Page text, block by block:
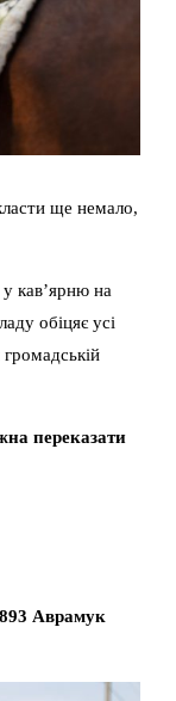
ще немало,
кав’ярню на
обіцяє усі
переказати
Аврамук